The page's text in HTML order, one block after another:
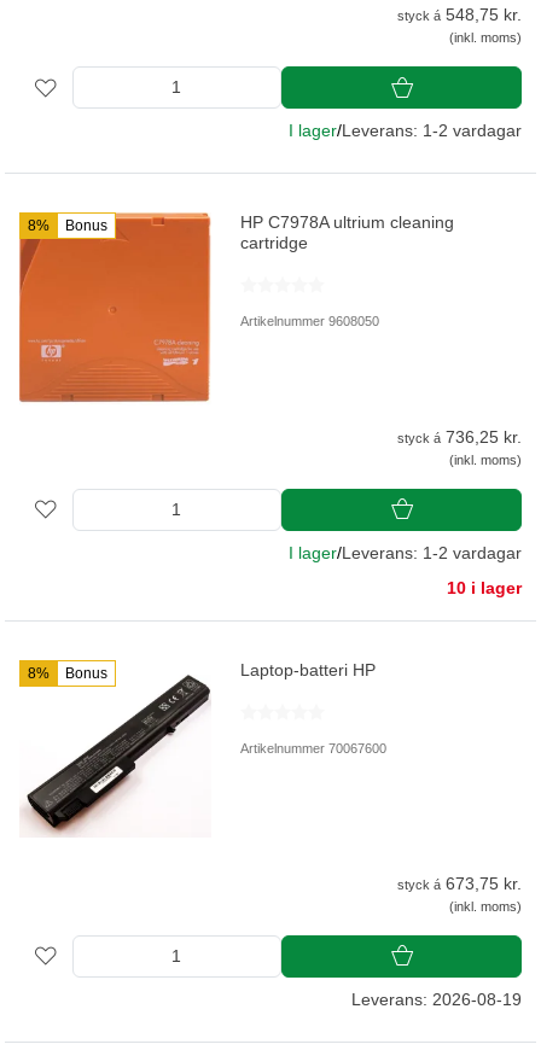
styck á 548,75 kr.
(inkl. moms)
I lager/Leverans: 1-2 vardagar
8% Bonus
HP C7978A ultrium cleaning
cartridge
Artikelnummer 9608050
styck á 736,25 kr.
(inkl. moms)
I lager/Leverans: 1-2 vardagar
10 i lager
8% Bonus Laptop-batteri HP
Artikelnummer 70067600
styck á 673,75 kr.
(inkl. moms)
Leverans: 2026-08-19